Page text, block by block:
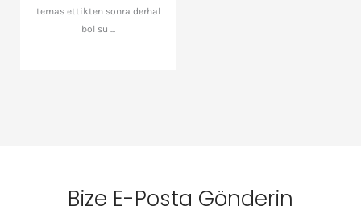
temas ettikten sonra derhal
bol su ...
Bize E-Posta Gönderin